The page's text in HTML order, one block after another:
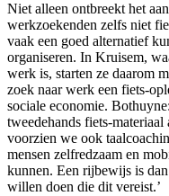
Niet alleen ontbreekt het
werkzoekenden zelfs niet
vaak een goed alternatief
organiseren. In Kruisem,
werk is, starten ze daarom
zoek naar werk een fiets-
sociale economie.
tweedehands fiets-
voorzien we ook
mensen zelfredzaam en
kunnen. Een rijbewijs is
willen doen die dit vereist.’